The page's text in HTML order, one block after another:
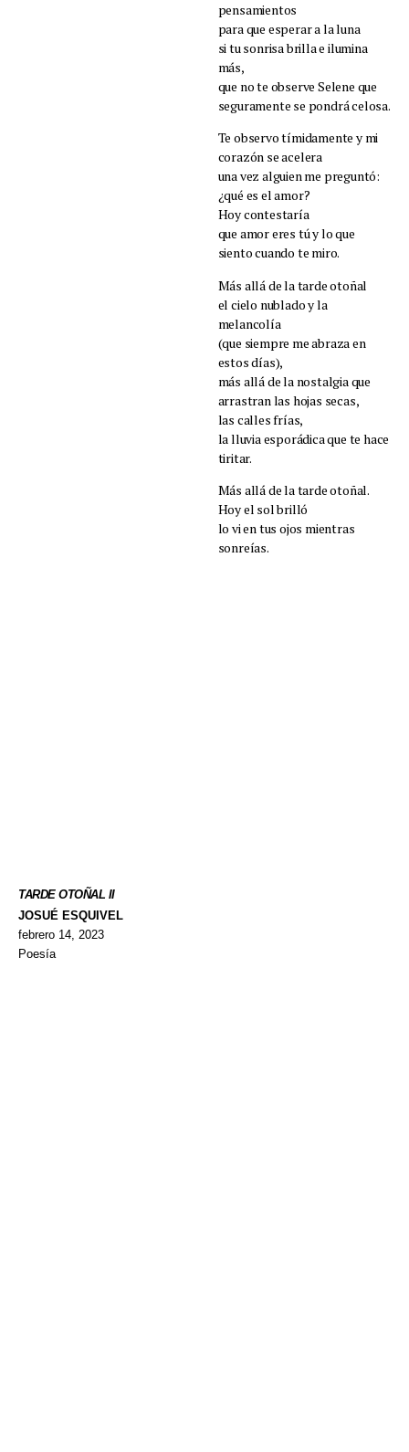
pensamientos
para que esperar a la luna
si tu sonrisa brilla e ilumina
más,
que no te observe Selene que
seguramente se pondrá celosa.
Te observo tímidamente y mi
corazón se acelera
una vez alguien me preguntó:
¿qué es el amor?
Hoy contestaría
que amor eres tú y lo que
siento cuando te miro.
Más allá de la tarde otoñal
el cielo nublado y la
melancolía
(que siempre me abraza en
estos días),
más allá de la nostalgia que
arrastran las hojas secas,
las calles frías,
la lluvia esporádica que te hace
tiritar.
Más allá de la tarde otoñal.
Hoy el sol brilló
lo vi en tus ojos mientras
sonreías.
TARDE OTOÑAL II
JOSUÉ ESQUIVEL
febrero 14, 2023
Poesía